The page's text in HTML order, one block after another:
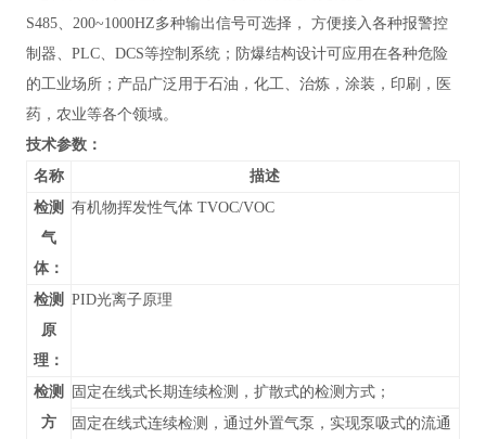
S485、200~1000HZ多种输出信号可选择， 方便接入各种报警控
制器、PLC、DCS等控制系统；防爆结构设计可应用在各种危险
的工业场所；产品广泛用于石油，化工、治炼，涂装，印刷，医
药，农业等各个领域。
技术参数：
名称
描述
检测
气
体：
有机物挥发性气体 TVOC/VOC
检测
原
理：
PID光离子原理
检测
方
固定在线式长期连续检测，扩散式的检测方式；
固定在线式连续检测，通过外置气泵，实现泵吸式的流通